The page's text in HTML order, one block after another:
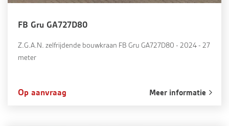
FB Gru GA727D80
Z.G.A.N. zelfrijdende bouwkraan FB Gru GA727D80 - 2024 - 27
meter
Op aanvraag Meer informatie